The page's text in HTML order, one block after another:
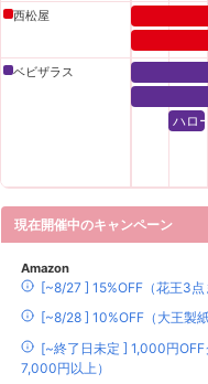
西松屋
ベビザラス
ハロ
現在開催中のキャンペーン
Amazon
[~8/27 ] 15%OFF（花王3点
[~8/28 ] 10%OFF（大王製
[~終了日未定 ] 1,000円
7,000円以上）